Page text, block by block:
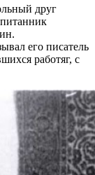
друг
его писатель
работяг, с